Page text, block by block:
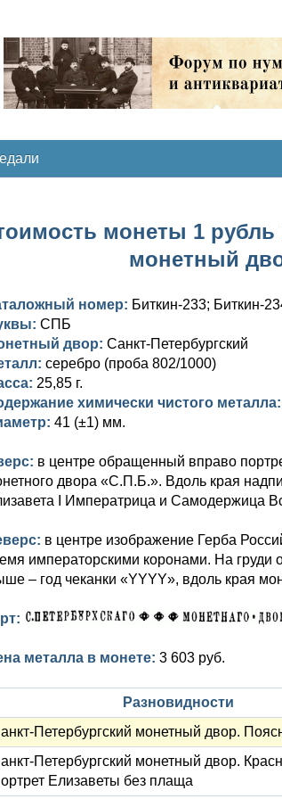
монеты 1 рубль
монетный
номер: Биткин-233; Биткин-
СПБ
двор: Санкт-Петербургский
серебро (проба 802/1000)
25,85 г.
химически чистого металла:
41 (±1) мм.
в центре обращенный вправо
двора «С.П.Б.». Вдоль края
I Императрица и Самодержица
в центре изображение Герба
императорскими коронами. На
– год чеканки «YYYY», вдоль края
металла в монете: 3 603 руб.
Разновидности
Петербургский монетный двор.
Петербургский монетный двор.
Елизаветы без плаща